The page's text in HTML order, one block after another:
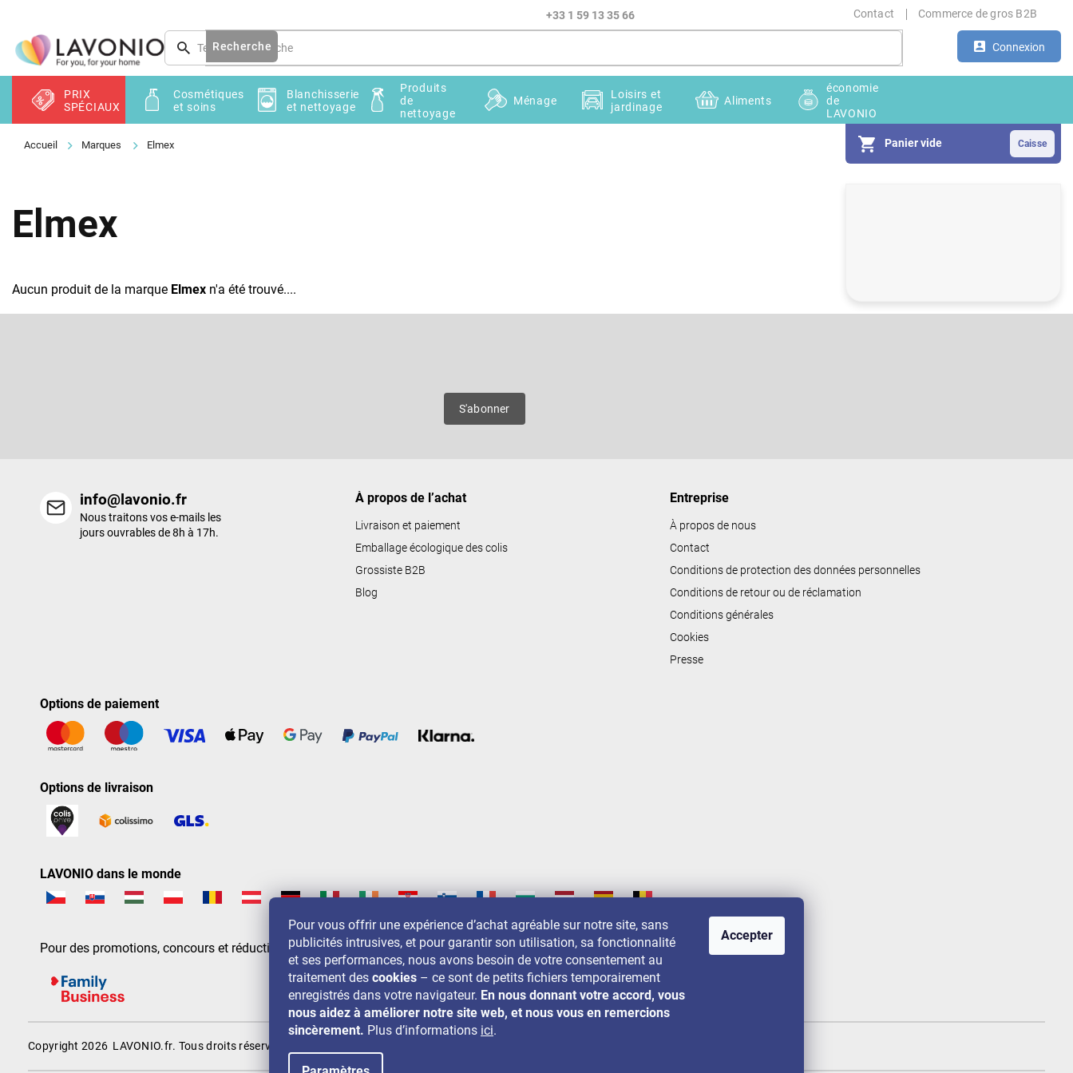
Pour vous offrir une expérience d’achat agréable sur notre site, sans
publicités intrusives, et pour garantir son utilisation, sa fonctionnalité
et ses performances, nous avons besoin de votre consentement au
traitement des cookies – ce sont de petits fichiers temporairement
enregistrés dans votre navigateur. En nous donnant votre accord, vous
nous aidez à améliorer notre site web, et nous vous en remercions
sincèrement. Plus d’informations ici.
Accepter
contenu
+33 1 59 13 35 66 Contact Commerce de gros B2B
Connexion
Recherche
Panier vide
PRIX
SPÉCIAUX
Cosmétiques
et soins
Blanchisserie
et nettoyage
Produits
de
nettoyage
Ménage
Loisirs et
jardinage
Aliments
économie
de
LAVONIO
Marques Elmex
r
Elmex
Aucun produit de la marque Elmex n'a été trouvé....
S'abonner
info@lavonio.fr
Nous traitons vos e-mails les
jours ouvrables de 8h à 17h.
À propos de l’achat
Livraison et paiement
Emballage écologique des colis
Grossiste B2B
Blog
Entreprise
À propos de nous
Contact
Conditions de protection des données personnelles
Conditions de retour ou de réclamation
Conditions générales
Cookies
Presse
Options de paiement
Options de livraison
LAVONIO dans le monde
Pour des promotions, concours et réductions, suivez-nous sur:
Copyright 2026 LAVONIO.fr. Tous droits réservés.